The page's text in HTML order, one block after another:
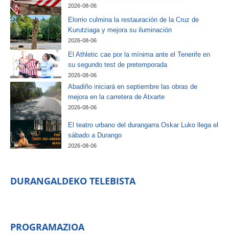
2026-08-06
Elorrio culmina la restauración de la Cruz de
Kurutziaga y mejora su iluminación
2026-08-06
El Athletic cae por la mínima ante el Tenerife en
su segundo test de pretemporada
2026-08-06
Abadiño iniciará en septiembre las obras de
mejora en la carretera de Atxarte
2026-08-06
El teatro urbano del durangarra Oskar Luko llega el
sábado a Durango
2026-08-06
DURANGALDEKO TELEBISTA
PROGRAMAZIOA